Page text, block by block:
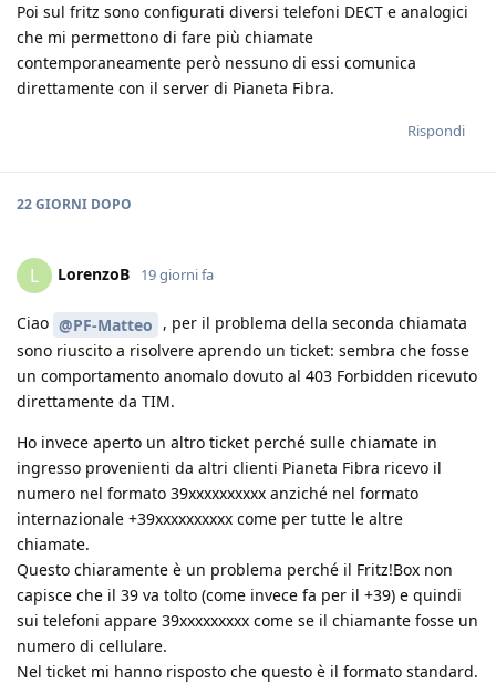
Poi sul fritz sono configurati diversi telefoni DECT e analogici
che mi permettono di fare più chiamate
contemporaneamente però nessuno di essi comunica
direttamente con il server di Pianeta Fibra.
Rispondi
22 GIORNI DOPO
L LorenzoB 19 giorni fa
Ciao @PF-Matteo , per il problema della seconda chiamata
sono riuscito a risolvere aprendo un ticket: sembra che fosse
un comportamento anomalo dovuto al 403 Forbidden ricevuto
direttamente da TIM.
Ho invece aperto un altro ticket perché sulle chiamate in
ingresso provenienti da altri clienti Pianeta Fibra ricevo il
numero nel formato 39xxxxxxxxxx anziché nel formato
internazionale +39xxxxxxxxxx come per tutte le altre
chiamate.
Questo chiaramente è un problema perché il Fritz!Box non
capisce che il 39 va tolto (come invece fa per il +39) e quindi
sui telefoni appare 39xxxxxxxxx come se il chiamante fosse un
numero di cellulare.
Nel ticket mi hanno risposto che questo è il formato standard.